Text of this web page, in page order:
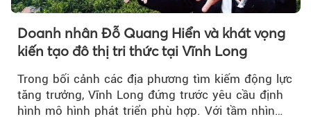
Doanh nhân Đỗ Quang Hiển và khát vọng
kiến tạo đô thị tri thức tại Vĩnh Long
Trong bối cảnh các địa phương tìm kiếm động lực
tăng trưởng, Vĩnh Long đứng trước yêu cầu định
hình mô hình phát triển phù hợp. Với tầm nhìn